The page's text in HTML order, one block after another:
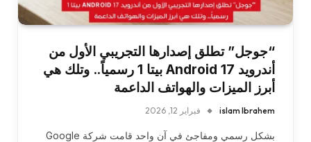
“جوجل” تطلق إصدارها التجريبي الأول من
أندرويد Android 17 بيتا 1 رسمياً.. وتلك هي
أبرز الميزات والهواتف الداعمة
islam Ibrahem فبراير 12, 2026
بشكل رسمي ومفاجئ في آن واحد قامت شركة Google